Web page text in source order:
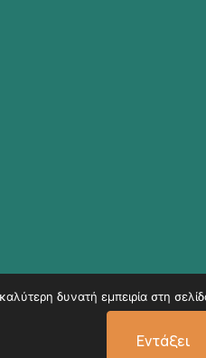
© Copyright
δυνατή εμπειρία στη
Εντάξει